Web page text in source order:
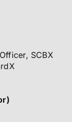
SCBX